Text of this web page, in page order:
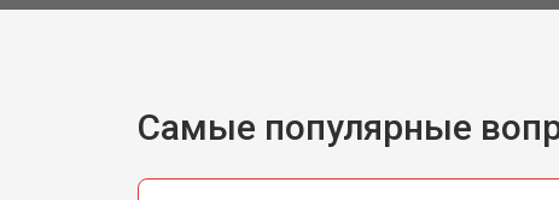
Самые популярные